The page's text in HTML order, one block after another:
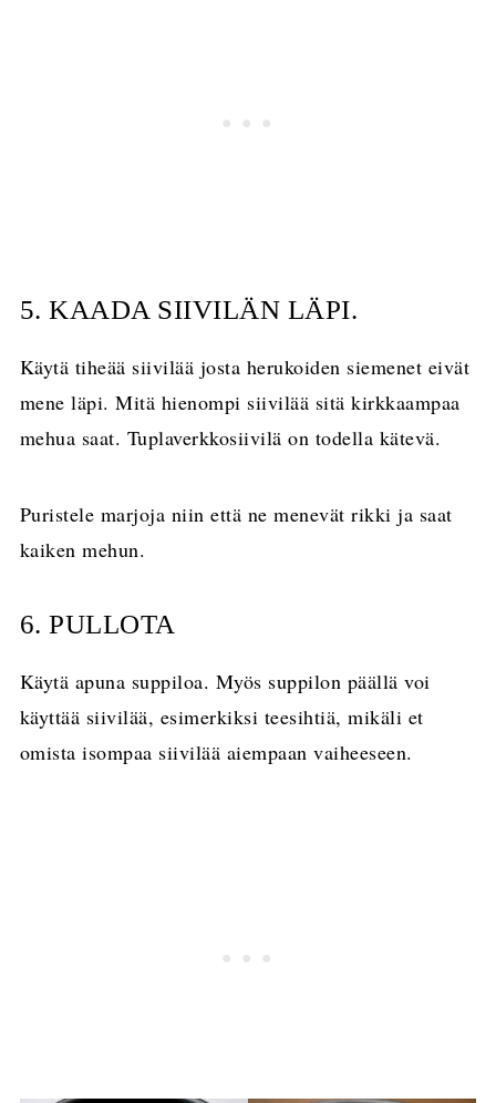
5. KAADA SIIVILÄN LÄPI.
Käytä tiheää siivilää josta herukoiden siemenet eivät
mene läpi. Mitä hienompi siivilää sitä kirkkaampaa
mehua saat. Tuplaverkkosiivilä on todella kätevä.
Puristele marjoja niin että ne menevät rikki ja saat
kaiken mehun.
6. PULLOTA
Käytä apuna suppiloa. Myös suppilon päällä voi
käyttää siivilää, esimerkiksi teesihtiä, mikäli et
omista isompaa siivilää aiempaan vaiheeseen.